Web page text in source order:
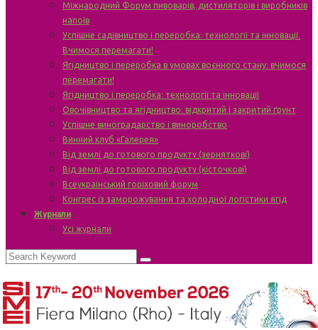
Міжнародний Форум пивоварів, дистиляторів і виробників
напоїв
Успішне садівництво і переробка: технології та інновації.
Вчимося перемагати!
Ягідництво і переробка в умовах воєнного стану: вчимося
перемагати!
Ягідництво і переробка: технології та інновації
Овочівництво та ягідництво: відкритий і закритий ґрунт
Успішне виноградарство і виноробство
Винний клуб «Галерея»
Від землі до готового продукту (зерняткові)
Від землі до готового продукту (кісточкові)
Всеукраїнський горіховий форум
Конгрес із заморожування та холодної логістики ягід
Журнали
Усі журнали